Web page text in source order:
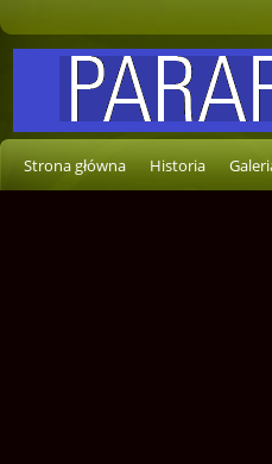
Strona główna Historia